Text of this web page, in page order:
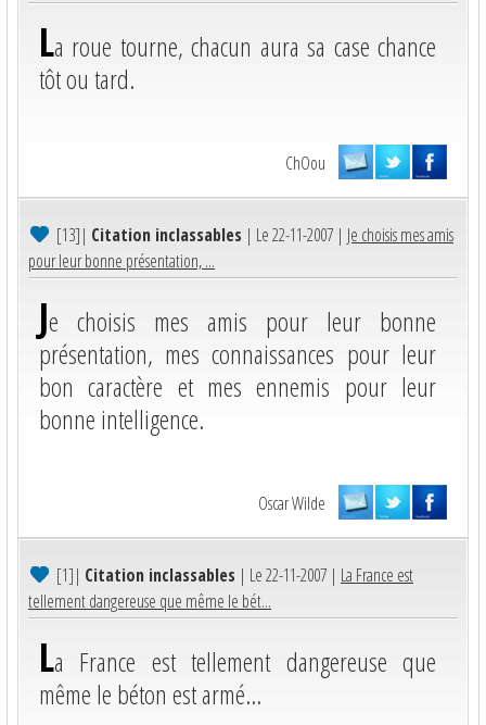
La roue tourne, chacun aura sa case chance
tôt ou tard.
ChOou
[13]| Citation inclassables | Le 22-11-2007 | Je choisis mes amis
pour leur bonne présentation, ...
Je choisis mes amis pour leur bonne
présentation, mes connaissances pour leur
bon caractère et mes ennemis pour leur
bonne intelligence.
Oscar Wilde
[1]| Citation inclassables | Le 22-11-2007 | La France est
tellement dangereuse que même le bét...
La France est tellement dangereuse que
même le béton est armé...